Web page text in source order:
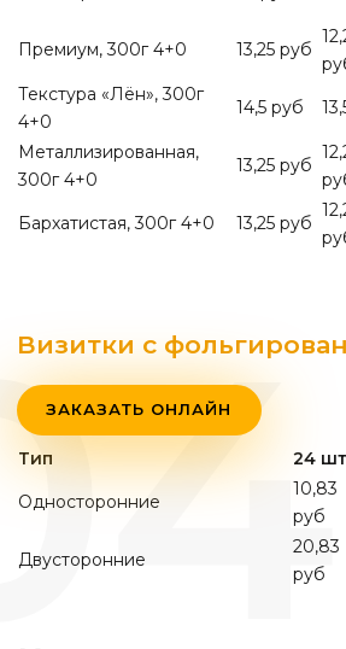
Премиум, 300г 4+0 13,25 руб
Текстура «Лён», 300г
4+0
14,5 руб
Металлизированная,
300г 4+0
13,25 руб
Бархатистая, 300г 4+0 13,25 руб
Визитки с
ЗАКАЗАТЬ ОНЛАЙН
Тип 24
Односторонние
10,83
руб
Двусторонние
20,83
руб